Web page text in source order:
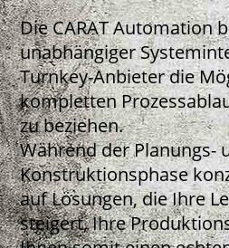
Die CARAT Automation
unabhängiger
Turnkey-Anbieter die
kompletten
zu beziehen.
Während der Planungs-
Konstruktionsphase
auf Lösungen, die Ihre
steigert, Ihre